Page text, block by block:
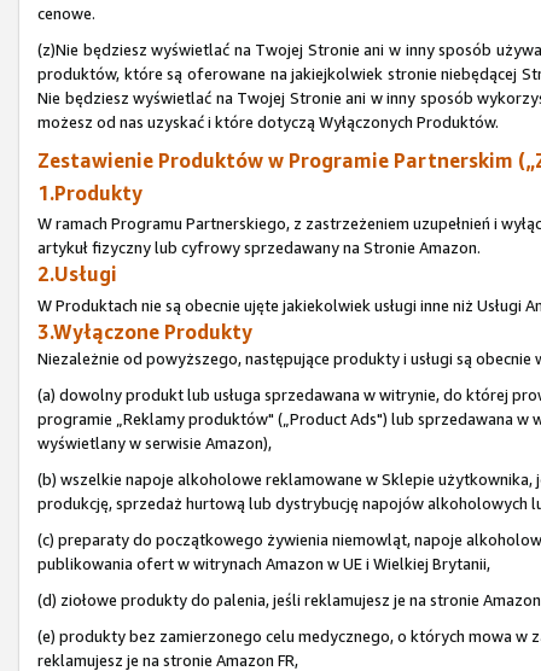
cenowe.
(z)Nie będziesz wyświetlać na Twojej Stronie ani w inny sposób
produktów, które są oferowane na jakiejkolwiek stronie niebędącej
Nie będziesz wyświetlać na Twojej Stronie ani w inny sposób
możesz od nas uzyskać i które dotyczą Wyłączonych Produktów.
Zestawienie Produktów w Programie Partnerskim
1.Produkty
W ramach Programu Partnerskiego, z zastrzeżeniem uzupełnień i
artykuł fizyczny lub cyfrowy sprzedawany na Stronie Amazon.
2.Usługi
W Produktach nie są obecnie ujęte jakiekolwiek usługi inne niż Usługi
3.Wyłączone Produkty
Niezależnie od powyższego, następujące produkty i usługi są
(a) dowolny produkt lub usługa sprzedawana w witrynie, do której
programie „Reklamy produktów" („Product Ads") lub sprzedawana
wyświetlany w serwisie Amazon),
(b) wszelkie napoje alkoholowe reklamowane w Sklepie
produkcję, sprzedaż hurtową lub dystrybucję napojów alkoholowych
(c) preparaty do początkowego żywienia niemowląt, napoje
publikowania ofert w witrynach Amazon w UE i Wielkiej Brytanii,
(d) ziołowe produkty do palenia, jeśli reklamujesz je na stronie Amazon
(e) produkty bez zamierzonego celu medycznego, o których mowa w
reklamujesz je na stronie Amazon FR,